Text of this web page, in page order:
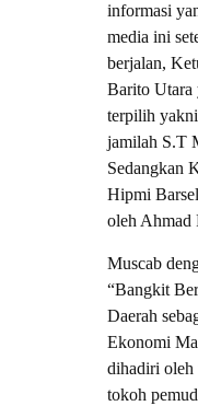
informasi
media ini
berjalan,
Barito Utara
terpilih
jamilah S.T
Sedangkan
Hipmi
oleh Ahmad
Muscab
“Bangkit
Daerah
Ekonomi
dihadiri oleh
tokoh